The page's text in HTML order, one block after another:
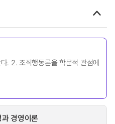
. 2. 조직행동론을 학문적 관점에
경영이론